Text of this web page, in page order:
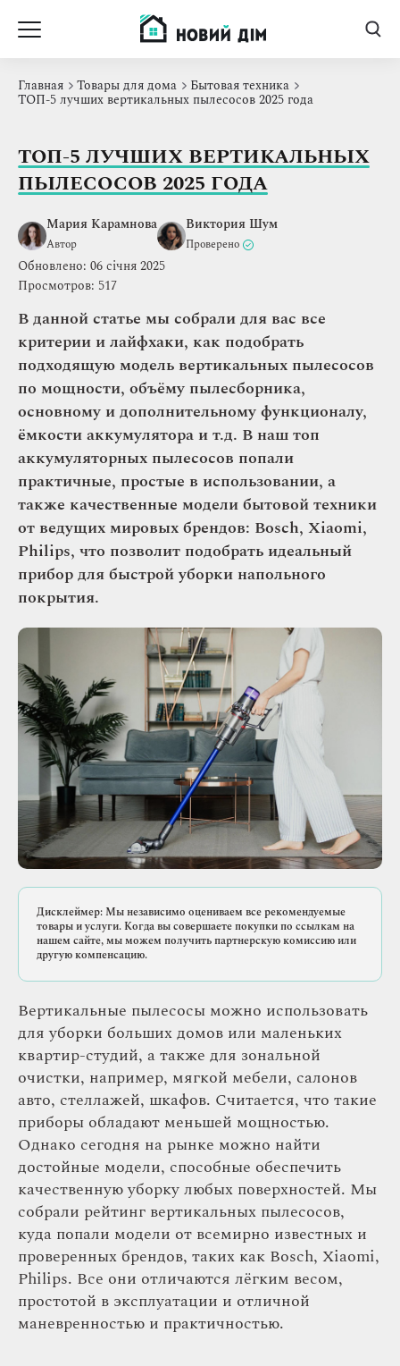
Главная Товары для дома Бытовая техника
ТОП-5 лучших вертикальных пылесосов 2025 года
ТОП-5 ЛУЧШИХ ВЕРТИКАЛЬНЫХ
ПЫЛЕСОСОВ 2025 ГОДА
Мария Карамнова
Автор
Виктория Шум
Проверено
Обновлено: 06 січня 2025
Просмотров: 517
В данной статье мы собрали для вас все
критерии и лайфхаки, как подобрать
подходящую модель вертикальных пылесосов
по мощности, объёму пылесборника,
основному и дополнительному функционалу,
ёмкости аккумулятора и т.д. В наш топ
аккумуляторных пылесосов попали
практичные, простые в использовании, а
также качественные модели бытовой техники
от ведущих мировых брендов: Bosch, Xiaomi,
Philips, что позволит подобрать идеальный
прибор для быстрой уборки напольного
покрытия.
Дисклеймер: Мы независимо оцениваем все рекомендуемые
товары и услуги. Когда вы совершаете покупки по ссылкам на
нашем сайте, мы можем получить партнерскую комиссию или
другую компенсацию.
Вертикальные пылесосы можно использовать
для уборки больших домов или маленьких
квартир-студий, а также для зональной
очистки, например, мягкой мебели, салонов
авто, стеллажей, шкафов. Считается, что такие
приборы обладают меньшей мощностью.
Однако сегодня на рынке можно найти
достойные модели, способные обеспечить
качественную уборку любых поверхностей. Мы
собрали рейтинг вертикальных пылесосов,
куда попали модели от всемирно известных и
проверенных брендов, таких как Bosch, Xiaomi,
Philips. Все они отличаются лёгким весом,
простотой в эксплуатации и отличной
маневренностью и практичностью.